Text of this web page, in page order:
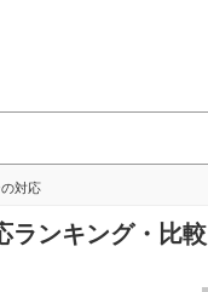
対応
ランキング・比較